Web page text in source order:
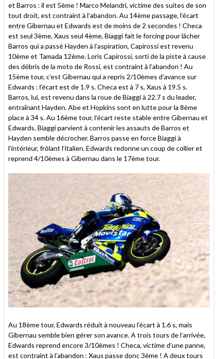
et Barros : il est 5ème ! Marco Melandri, victime des suites de son
tout droit, est contraint à l’abandon. Au 14ème passage, l’écart
entre Gibernau et Edwards est de moins de 2 secondes ! Checa
est seul 3ème, Xaus seul 4ème, Biaggi fait le forcing pour lâcher
Barros qui a passé Hayden à l’aspiration, Capirossi est revenu
10ème et Tamada 12ème. Loris Capirossi, sorti de la piste à cause
des débris de la moto de Rossi, est contraint à l’abandon ! Au
15ème tour, c’est Gibernau qui a repris 2/10èmes d’avance sur
Edwards : l’écart est de 1.9 s. Checa est à 7 s, Xaus à 19.5 s.
Barros, lui, est revenu dans la roue de Biaggi à 22.7 s du leader,
entraînant Hayden. Abe et Hopkins sont en lutte pour la 8ème
place à 34 s. Au 16ème tour, l’écart reste stable entre Gibernau et
Edwards. Biaggi parvient à contenir les assauts de Barros et
Hayden semble décrocher. Barros passe en force Biaggi à
l’intérieur, frôlant l’italien. Edwards redonne un coup de collier et
reprend 4/10èmes à Gibernau dans le 17ème tour.
Au 18ème tour, Edwards réduit à nouveau l’écart à 1.6 s, mais
Gibernau semble bien gérer son avance. A trois tours de l’arrivée,
Edwards reprend encore 3/10èmes ! Checa, victime d’une panne,
est contraint à l’abandon : Xaus passe donc 3ème ! A deux tours